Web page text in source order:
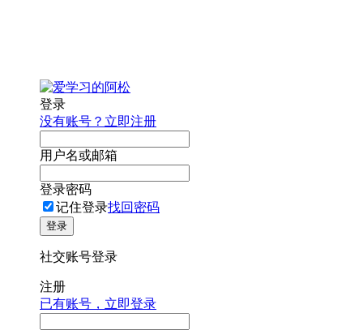
登录
没有账号？立即注册
用户名或邮箱
登录密码
记住登录找回密码
登录
社交账号登录
注册
已有账号，立即登录